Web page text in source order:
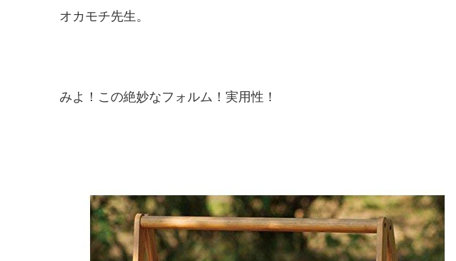
オカモチ先生。
みよ！この絶妙なフォルム！実用性！